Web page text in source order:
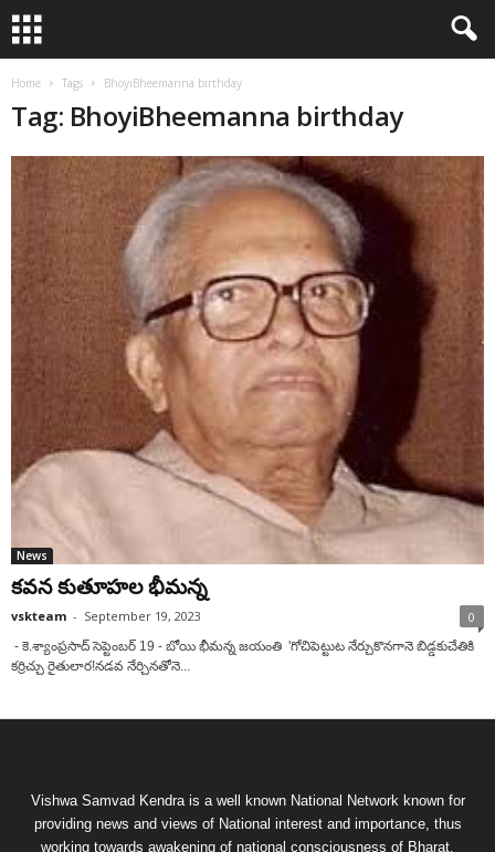
Home Tags BhoyiBheemanna birthday
Tag: BhoyiBheemanna birthday
News
కవన కుతూహల భీమన్న
vskteam - September 19, 2023 0
- కె.శ్యాంప్రసాద్‌ సెప్టెంబ‌ర్ 19 - బోయి భీమన్న జయంతి 'గోచిపెట్టుట నేర్చుకొనగానె బిడ్డకుచేతికి
కర్రిచ్చు రైతులార!నడవ నేర్చినతోనె...
Vishwa Samvad Kendra is a well known National Network known for
providing news and views of National interest and importance, thus
working towards awakening of national consciousness of Bharat.